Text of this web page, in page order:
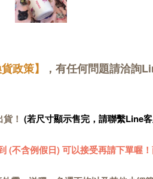
政策】 ，有任何問題請洽詢
！ (若尺寸顯示售完，請聯繫Line
(不含例假日) 可以接受再請下單喔